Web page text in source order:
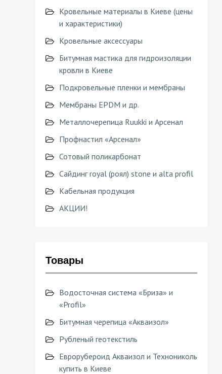
Кровельные материалы в Киеве (цены
и характеристики)
Кровельные аксессуары
Битумная мастика для гидроизоляции
кровли в Киеве
Подкровельные пленки и мембраны
Мембраны EPDM и др.
Металлочерепица Ruukki и Арсенал
Профнастил «Арсенал»
Сотовый поликарбонат
Сайдинг royal (роял) stone и alta profil
Кабельная продукция
АКЦИИ!
Товары
Водосточная система «Бриза» и
«Profil»
Битумная черепица «Акваизол»
Рубленый геотекстиль
Еврорубероид Акваизол и Технониколь
купить в Киеве